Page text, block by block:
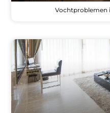
Vochtproblemen